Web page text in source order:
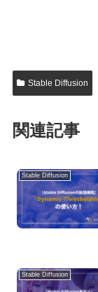
Stable Diffusion
関連記事
Stable Diffusion
Stable Diffusion